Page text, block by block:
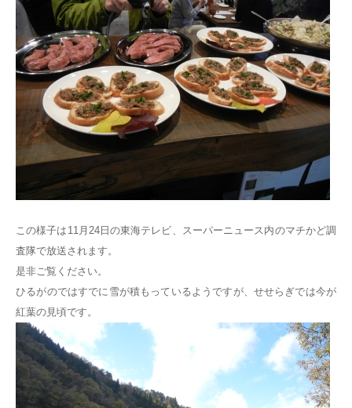
この様子は11月24日の東海テレビ、スーパーニュース内のマチかど調
査隊で放送されます。
是非ご覧ください。
ひるがのではすでに雪が積もっているようですが、せせらぎでは今が
紅葉の見頃です。